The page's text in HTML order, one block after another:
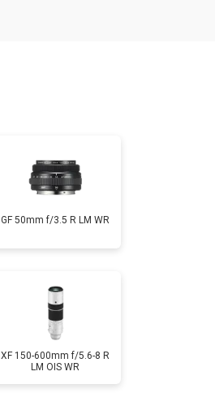
GF 50mm f/3.5 R LM WR
XF 150-600mm f/5.6-8 R
LM OIS WR